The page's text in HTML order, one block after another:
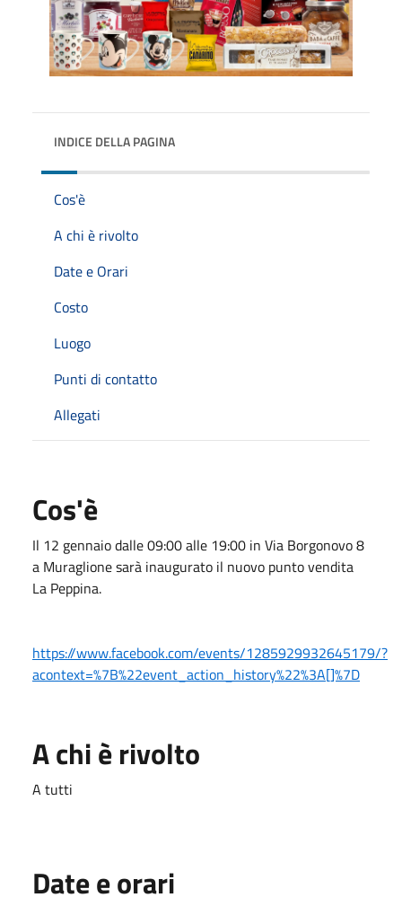
INDICE DELLA PAGINA
Cos'è
A chi è rivolto
Date e Orari
Costo
Luogo
Punti di contatto
Allegati
Cos'è
Il 12 gennaio dalle 09:00 alle 19:00 in Via Borgonovo 8
a Muraglione sarà inaugurato il nuovo punto vendita
La Peppina.
https://www.facebook.com/events/1285929932645179/?
acontext=%7B%22event_action_history%22%3A[]%7D
A chi è rivolto
A tutti
Date e orari